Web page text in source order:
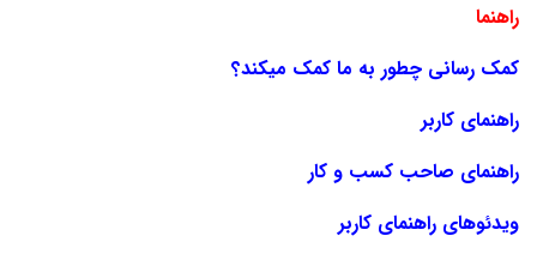
راهنما
کمک رسانی چطور به ما کمک میکند؟
راهنمای کاربر
راهنمای صاحب کسب و کار
ویدئوهای راهنمای کاربر